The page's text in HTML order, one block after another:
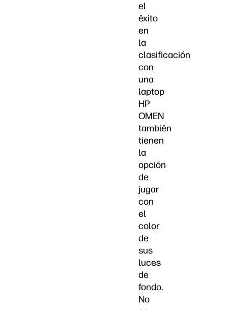
el
éxito
en
la
clasificación
con
una
laptop
HP
OMEN
también
tienen
la
opción
de
jugar
con
el
color
de
sus
luces
de
fondo.
No